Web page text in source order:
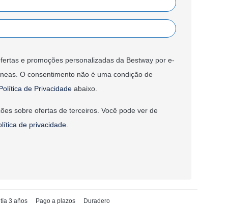
e promoções personalizadas da Bestway por e-
O consentimento não é uma condição de
de Privacidadeabaixo.
sobre ofertas de terceiros. Você pode ver de
de privacidade.
3 años Pago a plazos Duradero